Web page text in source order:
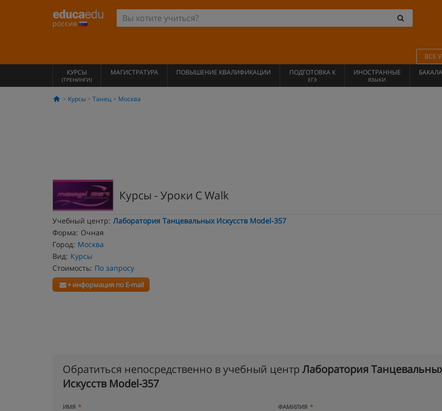
россия
ВСЕ
КУРСЫ
(ТРЕНИНГИ)
МАГИСТРАТУРА ПОВЫШЕНИЕ КВАЛИФИКАЦИИ ПОДГОТОВКА К
ЕГЭ
ИНОСТРАННЫЕ
ЯЗЫКИ
Курсы Танец Москва
Курсы - Уроки C Walk
Учебный центр: Лаборатория Танцевальных Искусств Model-357
Форма: Очная
Город: Москва
Вид: Курсы
Стоимость: По запросу
+ информация по E-mail
Обратиться непосредственно в учебный центр Лаборатория
Искусств Model-357
ИМЯ ФАМИЛИЯ